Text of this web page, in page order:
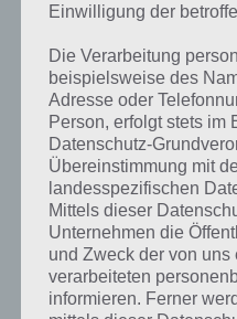
Euro, aber der normale Spieler
zweitgünstigsten greifen.
dritten Arbeiter holen, denn
Diese Investitionen
Revolt 2
Doch in was sollte ich meine
es so viele Sachen gibt, in die
nachfolgend mal eine Liste
Einwilligung der
Die Verarbeitung
beispielsweise des
Adresse oder
Person, erfolgt stets im
Datenschutz-
Übereinstimmung mit
landesspezifischen
Mittels dieser
Unternehmen die
und Zweck der von uns
verarbeiteten
informieren. Ferner